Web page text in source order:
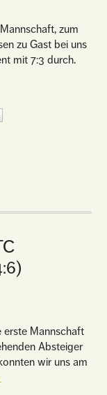
zum
zu Gast bei uns
mit 7:3 durch.
erste Mannschaft
Absteiger
wir uns am